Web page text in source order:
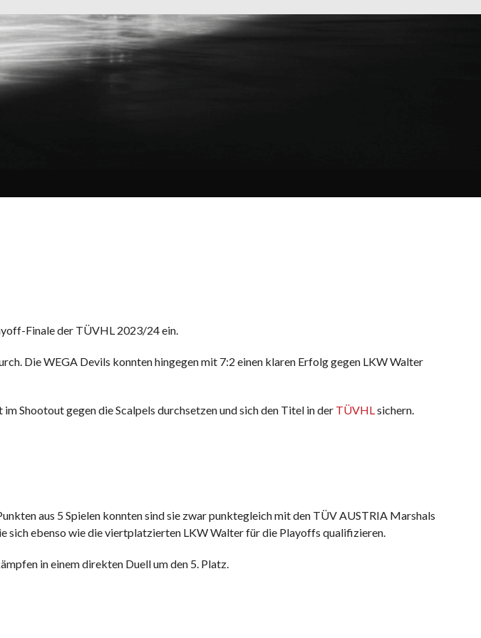
Finale der TÜVHL 2023/24 ein.
Die WEGA Devils konnten hingegen mit 7:2 einen klaren Erfolg gegen LKW Walter
Shootout gegen die Scalpels durchsetzen und sich den Titel in der TÜVHLsichern.
aus 5 Spielen konnten sind sie zwar punktegleich mit den TÜV AUSTRIA Marshals
sich ebenso wie die viertplatzierten LKW Walter für die Playoffs qualifizieren.
in einem direkten Duell um den 5. Platz.